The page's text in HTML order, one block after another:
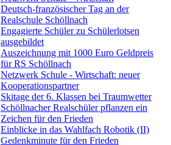
Deutsch-französischer Tag an der
Realschule Schöllnach
Engagierte Schüler zu Schülerlotsen
ausgebildet
Auszeichnung mit 1000 Euro Geldpreis
für RS Schöllnach
Netzwerk Schule - Wirtschaft: neuer
Kooperationspartner
Skitage der 6. Klassen bei Traumwetter
Schöllnacher Realschüler pflanzen ein
Zeichen für den Frieden
Einblicke in das Wahlfach Robotik (II)
Gedenkminute für den Frieden